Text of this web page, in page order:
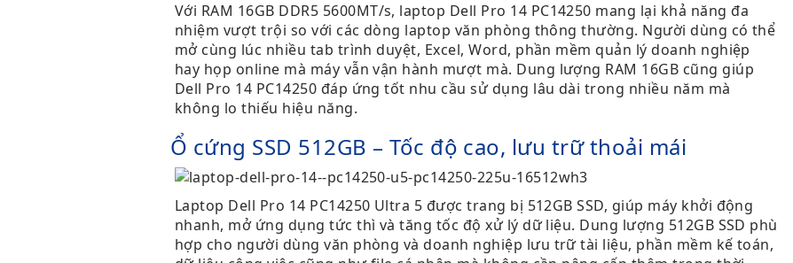
Với RAM 16GB DDR5 5600MT/s, laptop Dell Pro 14 PC14250 mang lại khả năng đa
nhiệm vượt trội so với các dòng laptop văn phòng thông thường. Người dùng có thể
mở cùng lúc nhiều tab trình duyệt, Excel, Word, phần mềm quản lý doanh nghiệp
hay họp online mà máy vẫn vận hành mượt mà. Dung lượng RAM 16GB cũng giúp
Dell Pro 14 PC14250 đáp ứng tốt nhu cầu sử dụng lâu dài trong nhiều năm mà
không lo thiếu hiệu năng.
Ổ cứng SSD 512GB – Tốc độ cao, lưu trữ thoải mái
Laptop Dell Pro 14 PC14250 Ultra 5 được trang bị 512GB SSD, giúp máy khởi động
nhanh, mở ứng dụng tức thì và tăng tốc độ xử lý dữ liệu. Dung lượng 512GB SSD phù
hợp cho người dùng văn phòng và doanh nghiệp lưu trữ tài liệu, phần mềm kế toán,